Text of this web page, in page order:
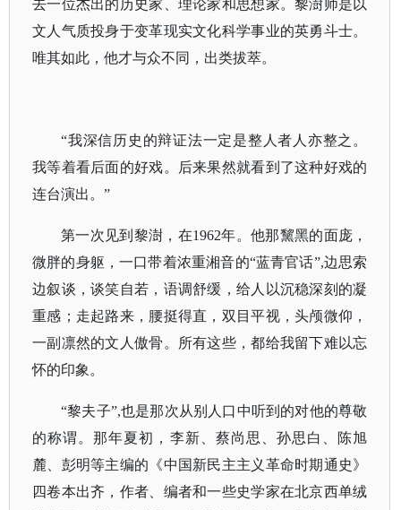
去一位杰出的历史家、理论家和思想家。黎澍师是以
文人气质投身于变革现实文化科学事业的英勇斗士。
唯其如此，他才与众不同，出类拔萃。
“我深信历史的辩证法一定是整人者人亦整之。
我等着看后面的好戏。后来果然就看到了这种好戏的
连台演出。”
第一次见到黎澍，在1962年。他那黧黑的面庞，
微胖的身躯，一口带着浓重湘音的“蓝青官话”,边思索
边叙谈，谈笑自若，语调舒缓，给人以沉稳深刻的凝
重感；走起路来，腰挺得直，双目平视，头颅微仰，
一副凛然的文人傲骨。所有这些，都给我留下难以忘
怀的印象。
“黎夫子”,也是那次从别人口中听到的对他的尊敬
的称谓。那年夏初，李新、蔡尚思、孙思白、陈旭
麓、彭明等主编的《中国新民主主义革命时期通史》
四卷本出齐，作者、编者和一些史学家在北京西单绒